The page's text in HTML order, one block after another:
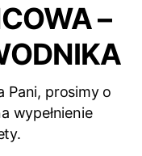
–
Pani, prosimy o
wypełnienie